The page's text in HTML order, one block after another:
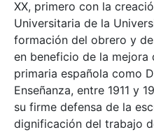
XX, primero con la
Universitaria de la
formación del obrero y
en beneficio de la mejora
primaria española como
Enseñanza, entre 1911 y
su firme defensa de la
dignificación del trabajo